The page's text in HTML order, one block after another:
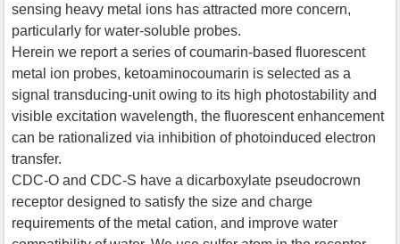
sensing heavy metal ions has attracted more concern,
particularly for water-soluble probes.
Herein we report a series of coumarin-based fluorescent
metal ion probes, ketoaminocoumarin is selected as a
signal transducing-unit owing to its high photostability and
visible excitation wavelength, the fluorescent enhancement
can be rationalized via inhibition of photoinduced electron
transfer.
CDC-O and CDC-S have a dicarboxylate pseudocrown
receptor designed to satisfy the size and charge
requirements of the metal cation, and improve water